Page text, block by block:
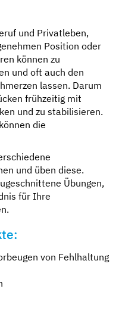
und Privatleben,
Position oder
können zu
und oft auch den
lassen. Darum
frühzeitig mit
und zu stabilisieren.
die
und üben diese.
Übungen,
für Ihre
von Fehlhaltung